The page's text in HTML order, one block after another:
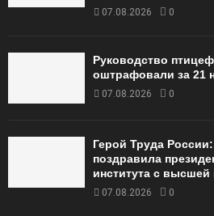
07.08.2026 0
Руководство
оштрафовали за 21
07.08.2026 0
Герой Труда
поздравила
института с высшей
07.08.2026 0